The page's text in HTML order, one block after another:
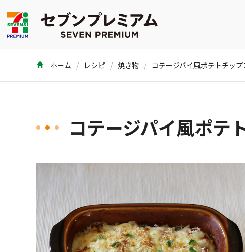
ホーム レシピ 焼き物 コテージパイ風ポテトチッ
コテージパイ風ポテ